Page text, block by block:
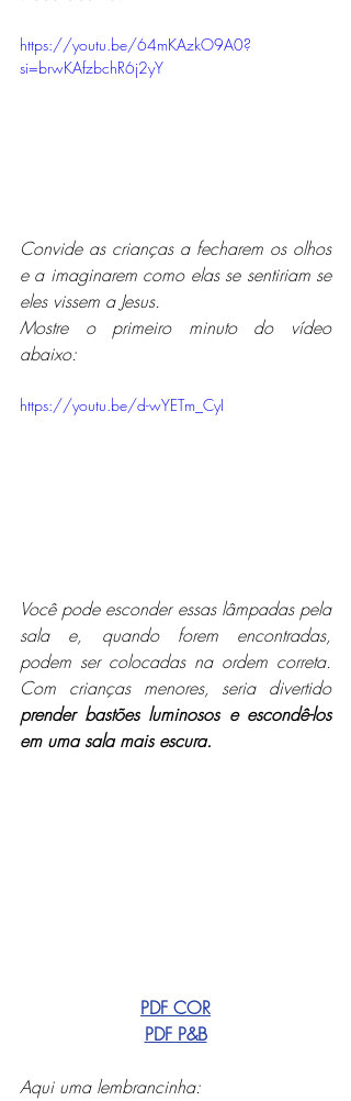
https://youtu.be/64mKAzkO9A0?
si=brwKAfzbchR6j2yY
Convide as crianças a fecharem os olhos
e a imaginarem como elas se sentiriam se
eles vissem a Jesus.
Mostre o primeiro minuto do vídeo
abaixo:
https://youtu.be/d-wYETm_CyI
Você pode esconder essas lâmpadas pela
sala e, quando forem encontradas,
podem ser colocadas na ordem correta.
Com crianças menores, seria divertido
prender bastões luminosos e escondê-los
em uma sala mais escura.
PDF COR
PDF P&B
Aqui uma lembrancinha: